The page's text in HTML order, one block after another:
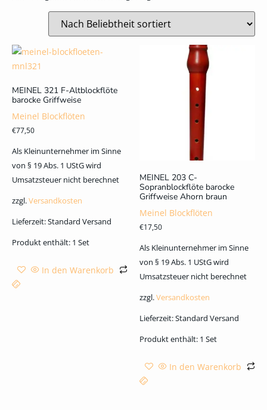
MEINEL 321 F-Altblockflöte
barocke Griffweise
Meinel Blockflöten
€77,50
Als Kleinunternehmer im Sinne
von § 19 Abs. 1 UStG wird
Umsatzsteuer nicht berechnet
zzgl.Versandkosten
Lieferzeit:Standard Versand
Produkt enthält: 1 Set
In den Warenkorb
MEINEL 203 C-
Sopranblockflöte barocke
Griffweise Ahorn braun
Meinel Blockflöten
€17,50
Als Kleinunternehmer im Sinne
von § 19 Abs. 1 UStG wird
Umsatzsteuer nicht berechnet
zzgl.Versandkosten
Lieferzeit:Standard Versand
Produkt enthält: 1 Set
In den Warenkorb